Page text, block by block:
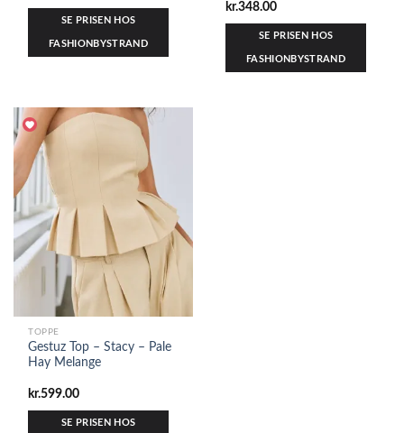
SE PRISEN HOS
FASHIONBYSTRAND
kr.348.00
SE PRISEN HOS
FASHIONBYSTRAND
TOPPE
Gestuz Top – Stacy – Pale
Hay Melange
kr.599.00
SE PRISEN HOS